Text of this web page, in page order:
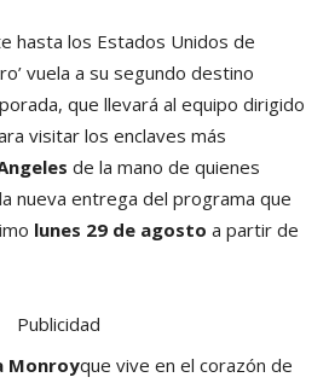
hasta los Estados Unidos de
vuela a su segundo destino
que llevará al equipo dirigido
visitar los enclaves más
de la mano de quienes
nueva entrega del programa que
lunes 29 de agosto a partir de
Publicidad
Monroyque vive en el corazón de